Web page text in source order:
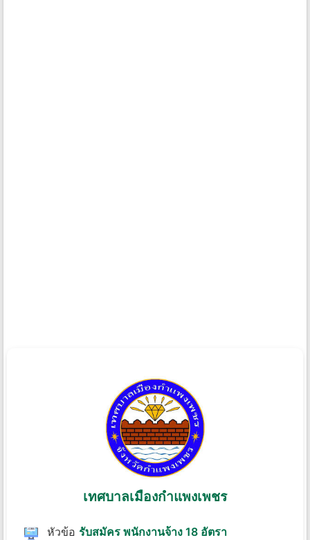
เทศบาลเมืองกําแพงเพชร
หัวข้อ รับสมัคร พนักงานจ้าง 18 อัตรา